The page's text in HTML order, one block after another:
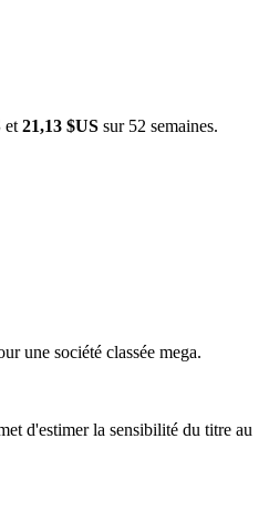
et 21,13 $US sur 52 semaines.
une société classée mega.
d'estimer la sensibilité du titre au